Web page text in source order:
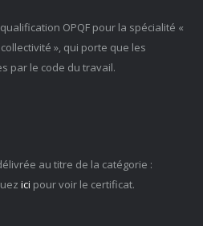
OPQF pour la spécialité «
», qui porte que les
par le code du travail.
au titre de la catégorie :
ici pour voir le certificat.